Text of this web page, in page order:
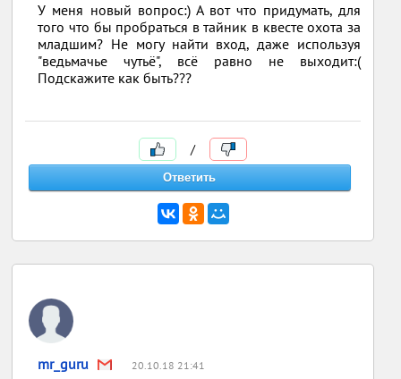
У меня новый вопрос:) А вот что придумать, для
того что бы пробраться в тайник в квесте охота за
младшим? Не могу найти вход, даже используя
"ведьмачье чутьё", всё равно не выходит:(
Подскажите как быть???
/
mr_guru 20.10.18 21:41